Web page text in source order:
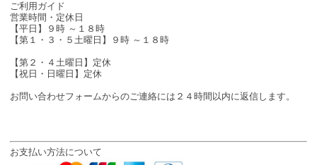
ご利用ガイド
営業時間・定休日
【平日】９時 ～１８時
【第１・３・５土曜日】９時 ～１８時
【第２・４土曜日】定休
【祝日・日曜日】定休
お問い合わせフォームからのご連絡には２４時間以内に返信します。
お支払い方法について